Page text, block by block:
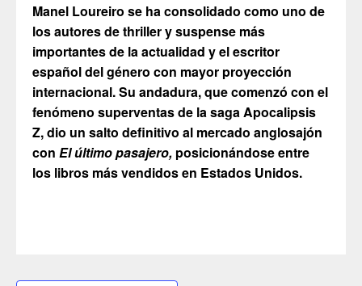
Manel Loureiro se ha consolidado como uno de
los autores de thriller y suspense más
importantes de la actualidad y el escritor
español del género con mayor proyección
internacional. Su andadura, que comenzó con el
fenómeno superventas de la saga Apocalipsis
Z, dio un salto definitivo al mercado anglosajón
con El último pasajero, posicionándose entre
los libros más vendidos en Estados Unidos.